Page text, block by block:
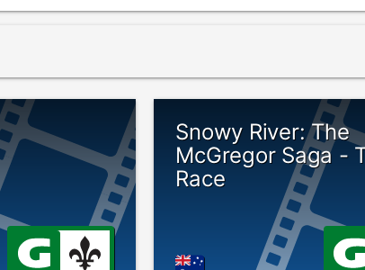
Snowy River: The
McGregor Saga -
Race